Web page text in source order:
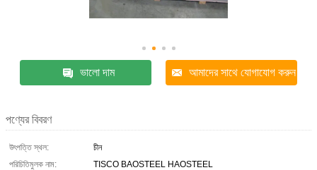
ভালো দাম আমাদের সাথে যোগাযোগ করুন
পণ্যের বিবরণ
উৎপত্তি স্থল:
চীন
পরিচিতিমুলক নাম:
TISCO BAOSTEEL HAOSTEEL